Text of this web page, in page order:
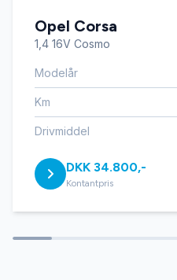
Isofix
Kørecomputer
LED kørelys
Læderrat
Opel Corsa
1,4 16V Cosmo
Modelår
Km
Drivmiddel
DKK 34.800,-
Kontantpris